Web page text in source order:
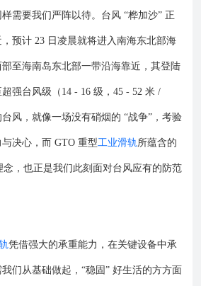
需要我们严阵以待。台风 “桦加沙” 正
预计 23 日凌晨就将进入南海东北部海
至海南岛东北部一带沿海靠近，其登陆
强台风级（14 - 16 级，45 - 52 米 /
风，就像一场没有硝烟的 “战争”，考验
决心，而 GTO 重型工业滑轨所蕴含的
念，也正是我们此刻面对台风应有的防范
凭借强大的承重能力，在关键设备中承
们从基础做起，“稳固” 好生活的方方面